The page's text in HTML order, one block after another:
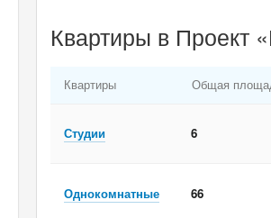
Квартиры в Проект
Квартиры Общая
Студии 6
Однокомнатные 66